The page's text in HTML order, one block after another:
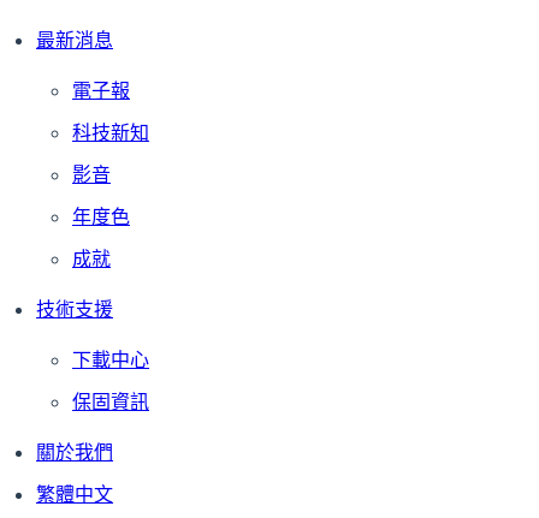
最新消息
電子報
科技新知
影音
年度色
成就
技術支援
下載中心
保固資訊
關於我們
繁體中文